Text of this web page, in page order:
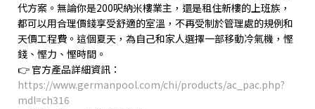
代方案。無論你是200呎納米樓業主，還是租住新樓的上班族，
都可以用合理價錢享受舒適的室溫，不再受制於管理處的規例和
天價工程費。這個夏天，為自己和家人選擇一部移動冷氣機，慳
錢、慳力、慳時間。
👉 官方產品詳細資訊：
https://www.germanpool.com/chi/products/ac_pac.php?
mdl=ch316